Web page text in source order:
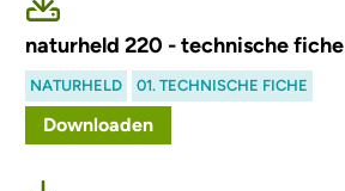
naturheld 220 - technische fiche
NATURHELD 01. TECHNISCHE FICHE
Downloaden